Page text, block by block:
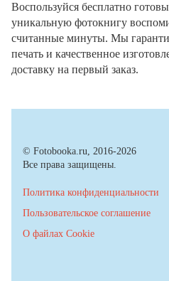
Воспользуйся бесплатно
уникальную фотокнигу
считанные минуты. Мы
печать и качественное
доставку на первый заказ.
© Fotobooka.ru, 2016-2026
Все права защищены.
Политика конфиденциальности
Пользовательское соглашение
О файлах Cookie